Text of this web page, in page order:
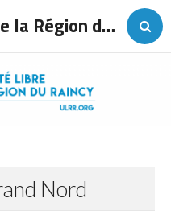
Université Libre de la Région du Raincy
Nord